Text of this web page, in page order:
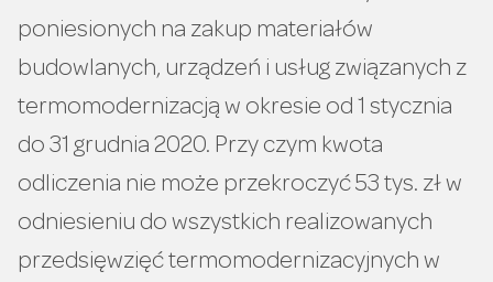
poniesionych na zakup materiałów
budowlanych, urządzeń i usług związanych z
termomodernizacją w okresie od 1 stycznia
do 31 grudnia 2020. Przy czym kwota
odliczenia nie może przekroczyć 53 tys. zł w
odniesieniu do wszystkich realizowanych
przedsięwzięć termomodernizacyjnych w